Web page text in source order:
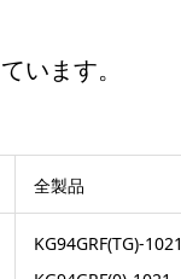
います。
全製品
KG94GRF(TG)-1021